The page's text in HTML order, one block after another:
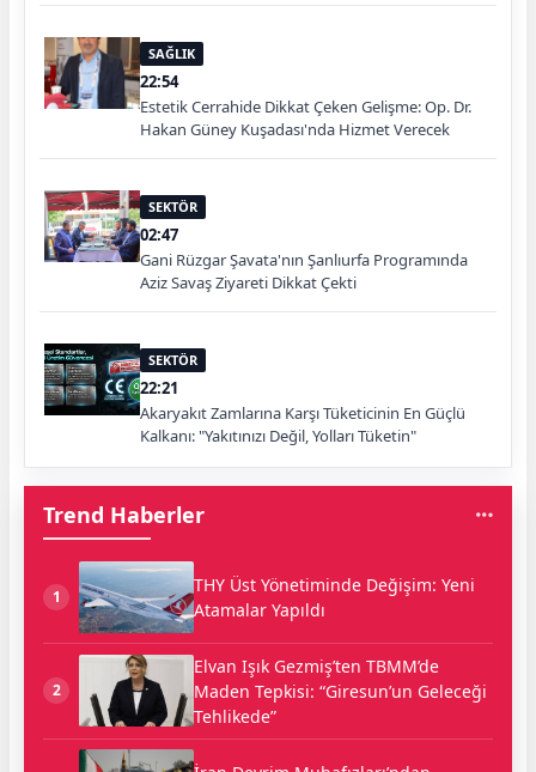
SAĞLIK
22:54
Estetik Cerrahide Dikkat Çeken Gelişme: Op. Dr.
Hakan Güney Kuşadası'nda Hizmet Verecek
SEKTÖR
02:47
Gani Rüzgar Şavata'nın Şanlıurfa Programında
Aziz Savaş Ziyareti Dikkat Çekti
SEKTÖR
22:21
Akaryakıt Zamlarına Karşı Tüketicinin En Güçlü
Kalkanı: "Yakıtınızı Değil, Yolları Tüketin"
Trend Haberler
1
THY Üst Yönetiminde Değişim: Yeni
Atamalar Yapıldı
2
Elvan Işık Gezmiş’ten TBMM’de
Maden Tepkisi: “Giresun’un Geleceği
Tehlikede”